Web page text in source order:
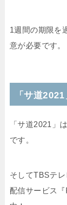
1週間の期限を
意が必要です。
「サ道
「サ道2021」
です。
そしてTBSテ
配信サービス